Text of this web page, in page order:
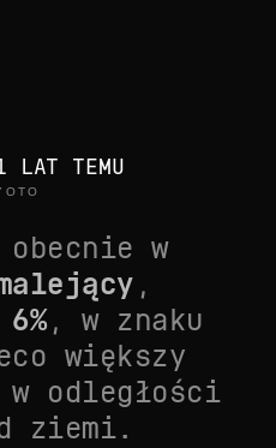
TEMU
w
,
6%, w znaku
większy
odległości
ziemi.